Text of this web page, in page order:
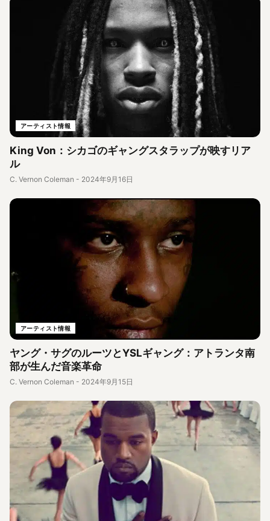
アーティスト情報
King Von：シカゴのギャングスタラップが映すリア
ル
C. Vernon Coleman - 2024年9月16日
アーティスト情報
ヤング・サグのルーツとYSLギャング：アトランタ南
部が生んだ音楽革命
C. Vernon Coleman - 2024年9月15日